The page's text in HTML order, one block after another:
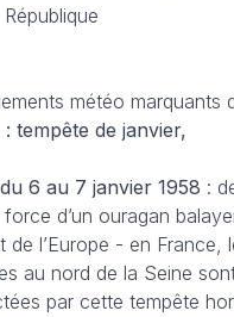
météo marquants
: tempête de janvier,
6 au 7 janvier 1958 :
force d’un ouragan
de l’Europe - en France,
au nord de la Seine
par cette tempête